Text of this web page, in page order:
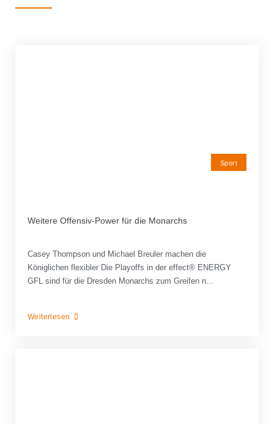
Sport
Weitere Offensiv-Power für die Monarchs
Casey Thompson und Michael Breuler machen die
Königlichen flexibler Die Playoffs in der effect® ENERGY
GFL sind für die Dresden Monarchs zum Greifen n...
Weiterlesen